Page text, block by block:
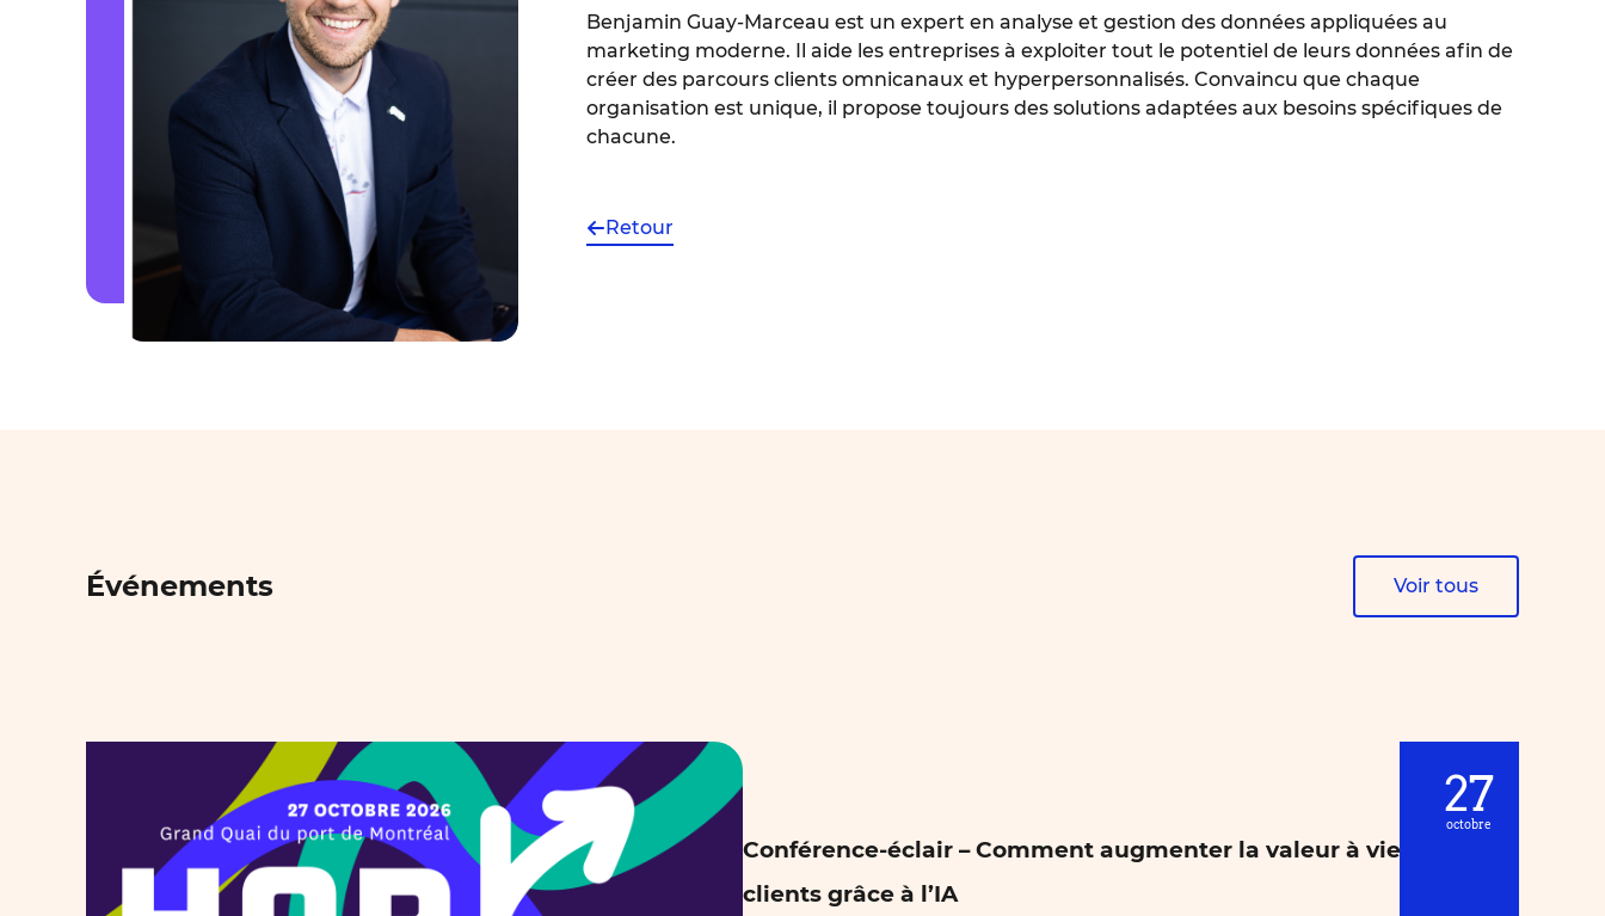
Benjamin Guay-Marceau est un expert en analyse et gestion des données appliquées au
marketing moderne. Il aide les entreprises à exploiter tout le potentiel de leurs données afin de
créer des parcours clients omnicanaux et hyperpersonnalisés. Convaincu que chaque
organisation est unique, il propose toujours des solutions adaptées aux besoins spécifiques de
chacune.
Retour
Événements Voir tous
27
octobre
Conférence-éclair – Comment augmenter la valeur à vie de vos
clients grâce à l’IA